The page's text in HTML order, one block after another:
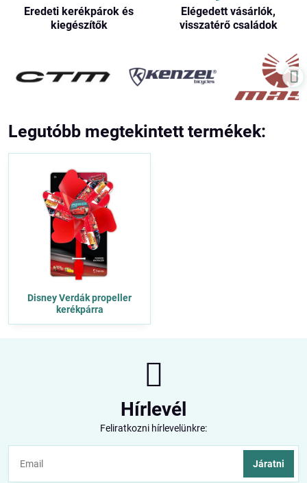
Eredeti kerékpárok és
kiegészítők
Elégedett vásárlók,
visszatérő családok
Legutóbb megtekintett termékek:
Disney Verdák propeller
kerékpárra
Hírlevél
Feliratkozni hírlevelünkre:
Járatni